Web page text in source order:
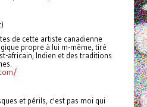
de cette artiste canadienne
propre à lui m-même, tiré
africain, Indien et des traditions
et périls, c'est pas moi qui